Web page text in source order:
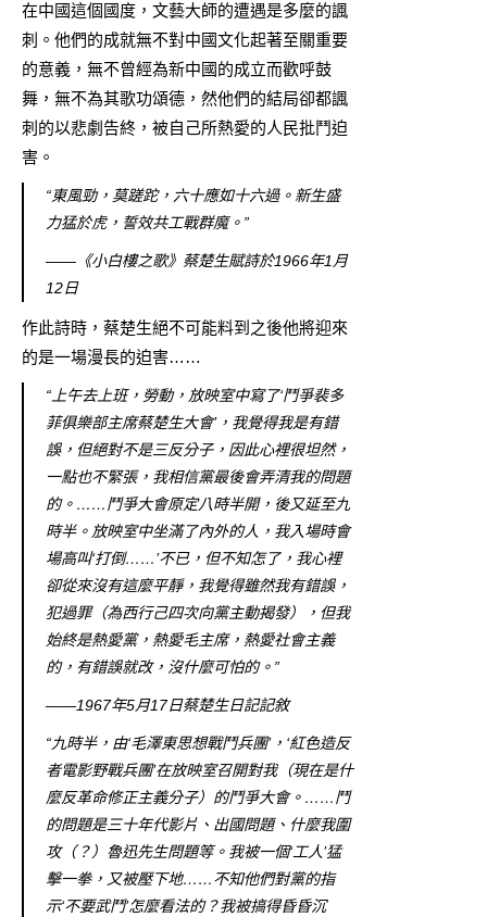
在中國這個國度，文藝大師的遭遇是多麼的諷
刺。他們的成就無不對中國文化起著至關重要
的意義，無不曾經為新中國的成立而歡呼鼓
舞，無不為其歌功頌德，然他們的結局卻都諷
刺的以悲劇告終，被自己所熱愛的人民批鬥迫
害。
“東風勁，莫蹉跎，六十應如十六過。新生盛
力猛於虎，誓效共工戰群魔。”
——《小白樓之歌》蔡楚生賦詩於1966年1月
12日
作此詩時，蔡楚生絕不可能料到之後他將迎來
的是一場漫長的迫害……
“上午去上班，勞動，放映室中寫了‘鬥爭裴多
菲俱樂部主席蔡楚生大會’，我覺得我是有錯
誤，但絕對不是三反分子，因此心裡很坦然，
一點也不緊張，我相信黨最後會弄清我的問題
的。……鬥爭大會原定八時半開，後又延至九
時半。放映室中坐滿了內外的人，我入場時會
場高叫‘打倒……’不已，但不知怎了，我心裡
卻從來沒有這麼平靜，我覺得雖然我有錯誤，
犯過罪（為西行己四次向黨主動揭發），但我
始終是熱愛黨，熱愛毛主席，熱愛社會主義
的，有錯誤就改，沒什麼可怕的。”
——1967年5月17日蔡楚生日記記敘
“九時半，由‘毛澤東思想戰鬥兵團’，‘紅色造反
者電影野戰兵團’在放映室召開對我（現在是什
麼反革命修正主義分子）的鬥爭大會。……鬥
的問題是三十年代影片、出國問題、什麼我圍
攻（？）魯迅先生問題等。我被一個‘工人’猛
擊一拳，又被壓下地……不知他們對黨的指
示‘不要武鬥’怎麼看法的？我被搞得昏昏沉